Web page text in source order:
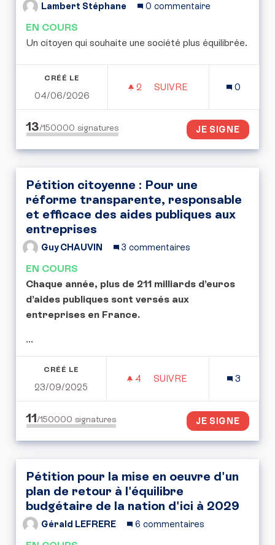
Lambert Stéphane 0 commentaire
EN COURS
Un citoyen qui souhaite une société plus équilibrée.
CRÉÉ LE
04/06/2026
2 2 ABONNÉS
SUIVRE
0
13/150000 signatures JE SIGNE
Pétition citoyenne : Pour une
réforme transparente, responsable
et efficace des aides publiques aux
entreprises
Guy CHAUVIN 3 commentaires
EN COURS
Chaque année, plus de 211 milliards d’euros
d’aides publiques sont versés aux
entreprises en France.
...
CRÉÉ LE
23/09/2025
4 4 ABONNÉS
SUIVRE
3
11/150000 signatures JE SIGNE
Pétition pour la mise en oeuvre d'un
plan de retour à l'équilibre
budgétaire de la nation d'ici à 2029
Gérald LEFRERE 6 commentaires